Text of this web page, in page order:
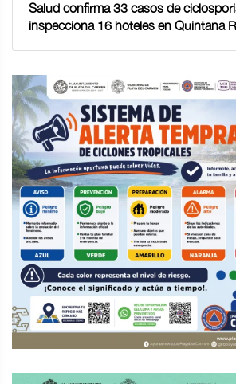
Salud confirma 33 casos de
inspecciona 16 hoteles en Quintana